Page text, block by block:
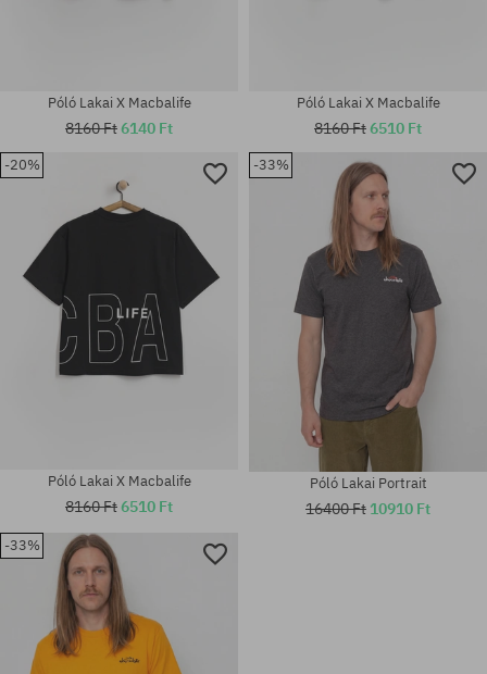
Elérhető méretek:
M; L; XL
Póló Lakai X Macbalife
8160 Ft6140 Ft
Póló Lakai X Macbalife
8160 Ft6510 Ft
-20%
Póló Lakai X Macbalife
8160 Ft6510 Ft
-33%
Póló Lakai Portrait
16400 Ft 10910 Ft
-33%